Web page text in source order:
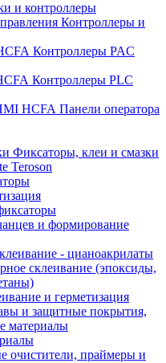
и контроллеры
Контроллеры и
Контроллеры PAC
Контроллеры PLC
Панели оператора
Фиксаторы, клеи и смазки
Teroson
и формирование
- цианоакрилаты
склеивание (эпоксиды,
и герметизация
и защитные покрытия,
материалы
очистители, праймеры и